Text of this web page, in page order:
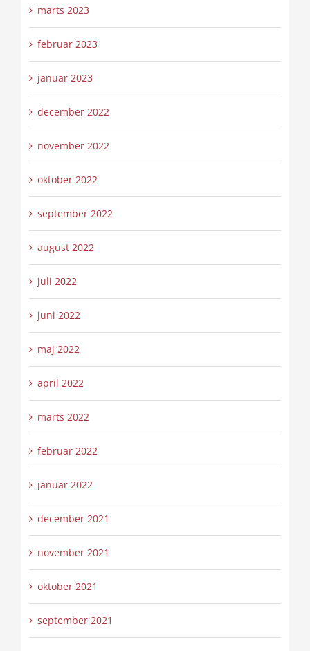
marts 2023
februar 2023
januar 2023
december 2022
november 2022
oktober 2022
september 2022
august 2022
juli 2022
juni 2022
maj 2022
april 2022
marts 2022
februar 2022
januar 2022
december 2021
november 2021
oktober 2021
september 2021